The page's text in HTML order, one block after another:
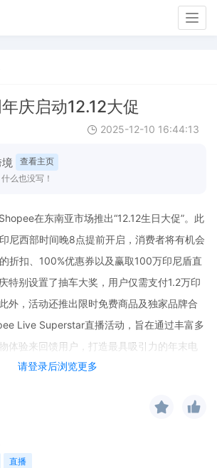
庆启动12.12大促
2025-12-10 16:44:13
查看主页
么也没写！
请登录后浏览更多
在东南亚市场推出“12.12生日大促”。此
尼西部时间晚8点提前开启，消费者将有机会
折扣、100%优惠券以及赢取100万印尼盾直
特别设置了抽车大奖，用户仅需支付1.2万印
外，活动还推出限时免费商品及独家品牌合
Live Superstar直播活动，旨在通过丰富多
体验来回馈用户，打造最具吸引力的年末电
直播